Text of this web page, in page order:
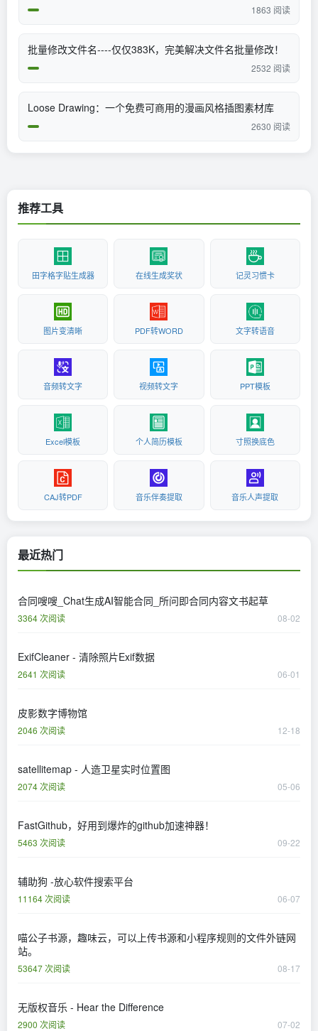
1863 阅读
批量修改文件名----仅仅383K，完美解决文件名批量修改！
2532 阅读
Loose Drawing：一个免费可商用的漫画风格插图素材库
2630 阅读
推荐工具
田字格字贴生成器 在线生成奖状 记灵习惯卡
图片变清晰 PDF转WORD 文字转语音
音频转文字 视频转文字 PPT模板
Excel模板 个人简历模板 寸照换底色
CAJ转PDF 音乐伴奏提取 音乐人声提取
最近热门
合同嗖嗖_Chat生成AI智能合同_所问即合同内容文书起草
3364 次阅读 08-02
ExifCleaner - 清除照片Exif数据
2641 次阅读 06-01
皮影数字博物馆
2046 次阅读 12-18
satellitemap - 人造卫星实时位置图
2074 次阅读 05-06
FastGithub，好用到爆炸的github加速神器！
5463 次阅读 09-22
辅助狗 -放心软件搜索平台
11164 次阅读 06-07
喵公子书源，趣味云，可以上传书源和小程序规则的文件外链网
站。
53647 次阅读 08-17
无版权音乐 - Hear the Difference
2900 次阅读 07-02